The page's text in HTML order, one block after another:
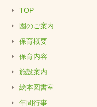
TOP
園のご案内
保育概要
保育内容
施設案内
絵本図書室
年間行事